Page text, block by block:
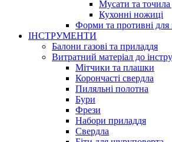
Мусати та точила
Кухонні ножиці
Форми та противні для
ІНСТРУМЕНТИ
Балони газові та приладдя
Витратний матеріал до
Мітчики та плашки
Корончасті свердла
Пиляльні полотна
Бури
Фрези
Набори приладдя
Свердла